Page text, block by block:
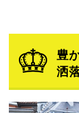
豊
洒